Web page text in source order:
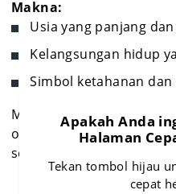
Apakah Anda
Halaman
Tekan tombol hijau
cepat
Makna:
Usia yang panjang
Kelangsungan hidup
Simbol ketahanan dan
Makanan ini sangat
orang tua atau anggota
sebagai bentuk doa